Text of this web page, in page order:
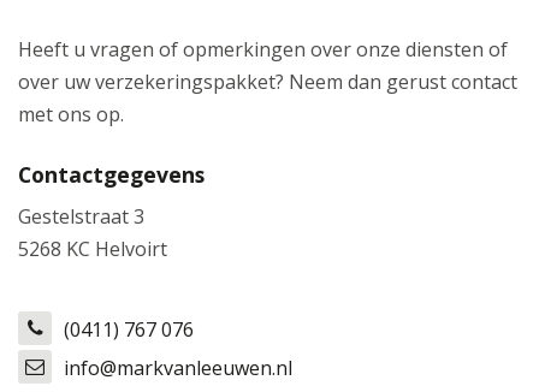
Heeft u vragen of opmerkingen over onze diensten of
over uw verzekeringspakket? Neem dan gerust contact
met ons op.
Contactgegevens
Gestelstraat 3
5268 KC Helvoirt
(0411) 767 076
info@markvanleeuwen.nl